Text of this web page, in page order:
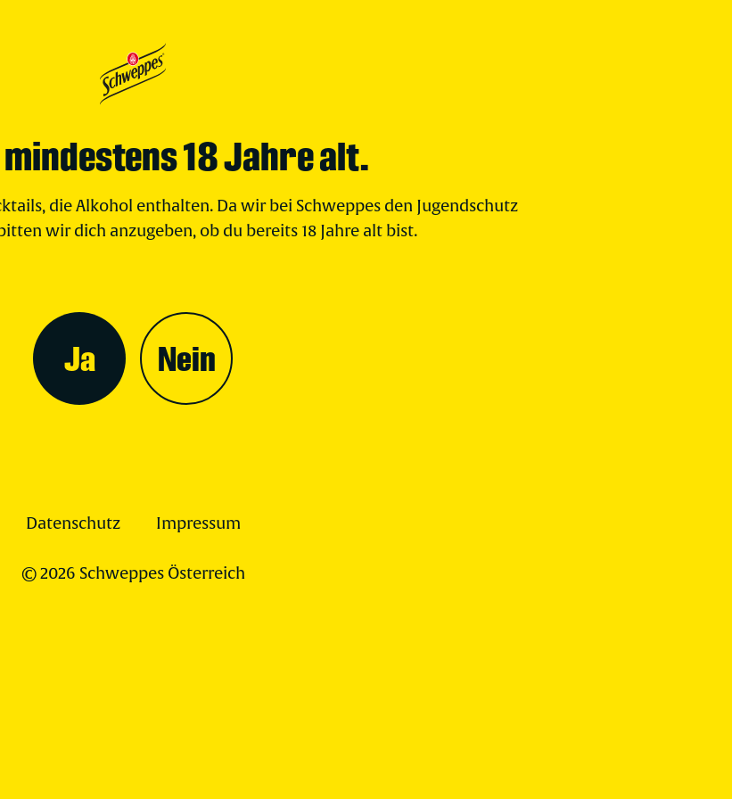
18 Jahre alt.
die Alkohol enthalten. Da wir bei Schweppes den Jugendschutz
wir dich anzugeben, ob du bereits 18 Jahre alt bist.
Ja Nein
Datenschutz Impressum
© 2026 Schweppes Österreich